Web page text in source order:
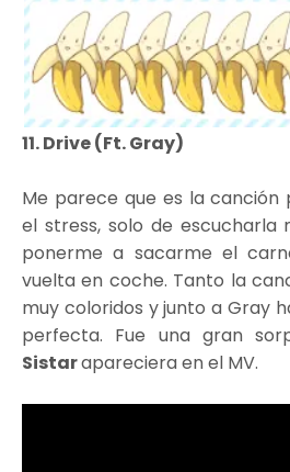
11. Drive (Ft. Gray)
Me parece que es la
el stress, solo de escucharla
ponerme a sacarme el
vuelta en coche. Tanto la
muy coloridos y junto a Gray
perfecta. Fue una gran
Sistarapareciera en el MV.